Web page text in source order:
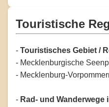
Touristische
- Touristisches Gebiet /
- Mecklenburgische
- Mecklenburg-
- Rad- und Wanderwege